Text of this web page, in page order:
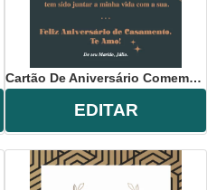
Cartão De Aniversário Comemoração
EDITAR